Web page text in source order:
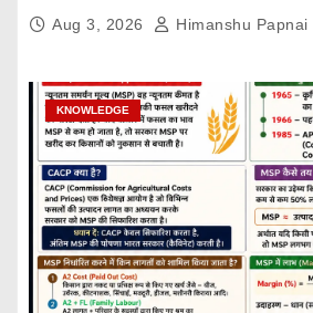
Aug 3, 2026 Himanshu Papnai
KNOWLEDGE